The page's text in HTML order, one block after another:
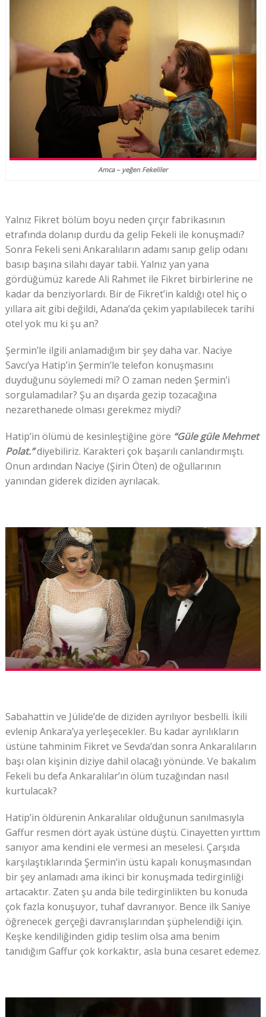
Amca – yeğen Fekeliler
Yalnız Fikret bölüm boyu neden çırçır fabrikasının
etrafında dolanıp durdu da gelip Fekeli ile konuşmadı?
Sonra Fekeli seni Ankaralıların adamı sanıp gelip odanı
basıp başına silahı dayar tabii. Yalnız yan yana
gördüğümüz karede Ali Rahmet ile Fikret birbirlerine ne
kadar da benziyorlardı. Bir de Fikret’in kaldığı otel hiç o
yıllara ait gibi değildi, Adana’da çekim yapılabilecek tarihi
otel yok mu ki şu an?
Şermin’le ilgili anlamadığım bir şey daha var. Naciye
Savcı’ya Hatip’in Şermin’le telefon konuşmasını
duyduğunu söylemedi mi? O zaman neden Şermin’i
sorgulamadılar? Şu an dışarda gezip tozacağına
nezarethanede olması gerekmez miydi?
Hatip’in ölümü de kesinleştiğine göre “Güle güle Mehmet
Polat.”diyebiliriz. Karakteri çok başarılı canlandırmıştı.
Onun ardından Naciye (Şirin Öten) de oğullarının
yanından giderek diziden ayrılacak.
Sabahattin ve Jülide’de de diziden ayrılıyor besbelli. İkili
evlenip Ankara’ya yerleşecekler. Bu kadar ayrılıkların
üstüne tahminim Fikret ve Sevda’dan sonra Ankaralıların
başı olan kişinin diziye dahil olacağı yönünde. Ve bakalım
Fekeli bu defa Ankaralılar’ın ölüm tuzağından nasıl
kurtulacak?
Hatip’in öldürenin Ankaralılar olduğunun sanılmasıyla
Gaffur resmen dört ayak üstüne düştü. Cinayetten yırttım
sanıyor ama kendini ele vermesi an meselesi. Çarşıda
karşılaştıklarında Şermin’in üstü kapalı konuşmasından
bir şey anlamadı ama ikinci bir konuşmada tedirginliği
artacaktır. Zaten şu anda bile tedirginlikten bu konuda
çok fazla konuşuyor, tuhaf davranıyor. Bence ilk Saniye
öğrenecek gerçeği davranışlarından şüphelendiği için.
Keşke kendiliğinden gidip teslim olsa ama benim
tanıdığım Gaffur çok korkaktır, asla buna cesaret edemez.